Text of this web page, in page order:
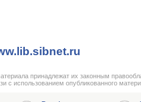
принадлежат их законным
с использованием опубликованного